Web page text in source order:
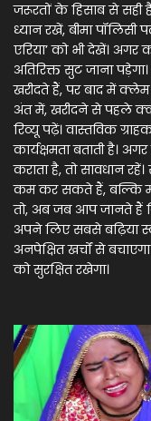
जरूरतों के हिसाब से सही
ध्यान रखें, बीमा
एरिया’ को भी देखें। अगर
अतिरिक्त सुट जाना
खरीदते हैं, पर बाद में क्लेम
अंत में, खरीदने से पहले
रिव्यू पढ़ें। वास्तविक
कार्यक्षमता बताती है।
कराता है, तो सावधान
कम कर सकते हैं, बल्कि
तो, अब जब आप जानते हैं
अपने लिए सबसे बढ़िया
अनपेक्षित खर्चों से
को सुरक्षित रखेगा।